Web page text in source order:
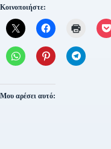
Κοινοποιήστε:
Μου αρέσει αυτό: